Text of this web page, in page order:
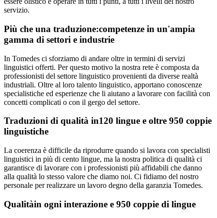
servizio.
Più che una traduzione:competenze in un'ampia
gamma di settori e industrie
In Tomedes ci sforziamo di andare oltre in termini di servizi
linguistici offerti. Per questo motivo la nostra rete è composta da
professionisti del settore linguistico provenienti da diverse realtà
industriali. Oltre al loro talento linguistico, apportano conoscenze
specialistiche ed esperienze che li aiutano a lavorare con facilità con
concetti complicati o con il gergo del settore.
Traduzioni di qualità in120 lingue e oltre 950 coppie
linguistiche
La coerenza è difficile da riprodurre quando si lavora con specialisti
linguistici in più di cento lingue, ma la nostra politica di qualità ci
garantisce di lavorare con i professionisti più affidabili che danno
alla qualità lo stesso valore che diamo noi. Ci fidiamo del nostro
personale per realizzare un lavoro degno della garanzia Tomedes.
Qualitàin ogni interazione e 950 coppie di lingue